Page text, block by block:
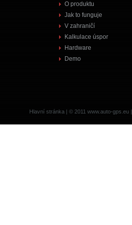
O produktu
Jak to funguje
V zahraničí
Kalkulace úspor
Hardware
Demo
Hlavní stránka | © 2011 www.auto-gps.eu|